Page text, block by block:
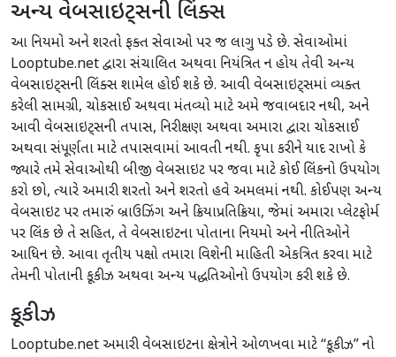
અન્ય વેબસાઇટ્સની લિંક્સ
આ નિયમો અને શરતો ફક્ત સેવાઓ પર જ લાગુ પડે છે. સેવાઓમાં
Looptube.net દ્વારા સંચાલિત અથવા નિયંત્રિત ન હોય તેવી અન્ય
વેબસાઇટ્સની લિંક્સ શામેલ હોઈ શકે છે. આવી વેબસાઇટ્સમાં વ્યક્ત
કરેલી સામગ્રી, ચોકસાઈ અથવા મંતવ્યો માટે અમે જવાબદાર નથી, અને
આવી વેબસાઇટ્સની તપાસ, નિરીક્ષણ અથવા અમારા દ્વારા ચોકસાઈ
અથવા સંપૂર્ણતા માટે તપાસવામાં આવતી નથી. કૃપા કરીને યાદ રાખો કે
જ્યારે તમે સેવાઓથી બીજી વેબસાઇટ પર જવા માટે કોઈ લિંકનો ઉપયોગ
કરો છો, ત્યારે અમારી શરતો અને શરતો હવે અમલમાં નથી. કોઈપણ અન્ય
વેબસાઇટ પર તમારું બ્રાઉઝિંગ અને ક્રિયાપ્રતિક્રિયા, જેમાં અમારા પ્લેટફોર્મ
પર લિંક છે તે સહિત, તે વેબસાઇટના પોતાના નિયમો અને નીતિઓને
આધિન છે. આવા તૃતીય પક્ષો તમારા વિશેની માહિતી એકત્રિત કરવા માટે
તેમની પોતાની કૂકીઝ અથવા અન્ય પદ્ધતિઓનો ઉપયોગ કરી શકે છે.
કૂકીઝ
Looptube.net અમારી વેબસાઇટના ક્ષેત્રોને ઓળખવા માટે “કૂકીઝ” નો